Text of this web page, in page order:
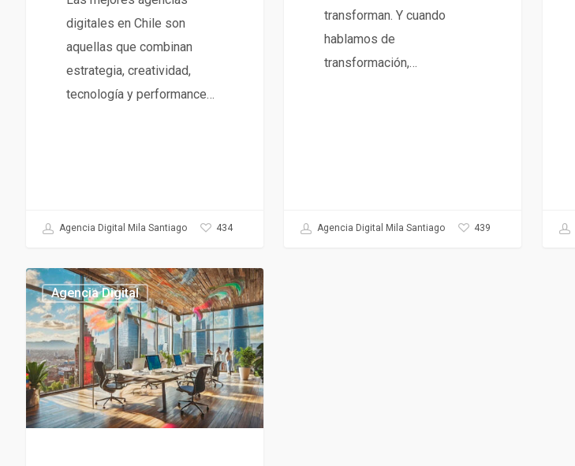
digitales en Chile son
aquellas que combinan
estrategia, creatividad,
tecnología y performance…
Agencia Digital Mila Santiago 434
transforman. Y cuando
hablamos de
transformación,…
Agencia Digital Mila Santiago 439
Qué
es
una
Agencia
Digital
y
Cómo
Agencia Digital